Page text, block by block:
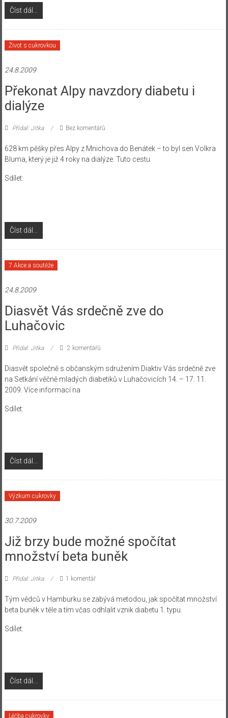
Číst dál...
Život s cukrovkou
24.8.2009
Překonat Alpy navzdory diabetu i
dialýze
Přidal: Jitka Bez komentářů
628 km pěšky přes Alpy z Mnichova do Benátek – to byl sen Volkra
Bluma, který je již 4 roky na dialýze. Tuto cestu
Sdílet:
Číst dál...
7 Akce a soutěže
24.8.2009
Diasvět Vás srdečně zve do
Luhačovic
Přidal: Jitka 2 komentářů
Diasvět společně s občanským sdružením Diaktiv Vás srdečně zve
na Setkání věčně mladých diabetiků v Luhačovicích 14. – 17. 11.
2009. Více informací na
Sdílet:
Číst dál...
Výzkum cukrovky
30.7.2009
Již brzy bude možné spočítat
množství beta buněk
Přidal: Jitka 1 komentář
Tým vědců v Hamburku se zabývá metodou, jak spočítat množství
beta buněk v těle a tím včas odhlalit vznik diabetu 1. typu.
Sdílet:
Číst dál...
Léčba cukrovky